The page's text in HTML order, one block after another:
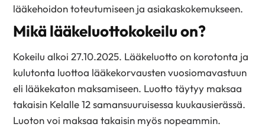
lääkehoidon toteutumiseen ja asiakaskokemukseen.
Mikä lääkeluottokokeilu on?
Kokeilu alkoi 27.10.2025. Lääkeluotto on korotonta ja
kulutonta luottoa lääkekorvausten vuosiomavastuun
eli lääkekaton maksamiseen. Luotto täytyy maksaa
takaisin Kelalle 12 samansuuruisessa kuukausierässä.
Luoton voi maksaa takaisin myös nopeammin.